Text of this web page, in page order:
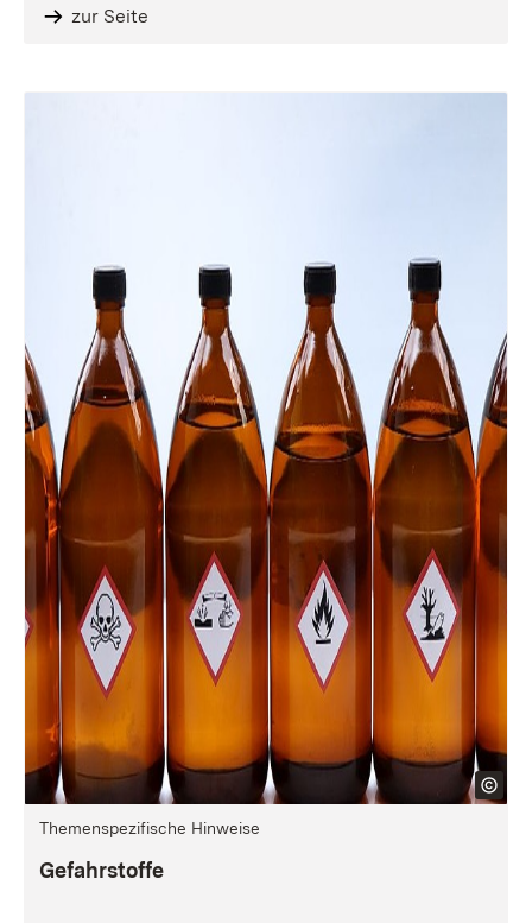
zur Seite
Themenspezifische Hinweise
Gefahrstoffe